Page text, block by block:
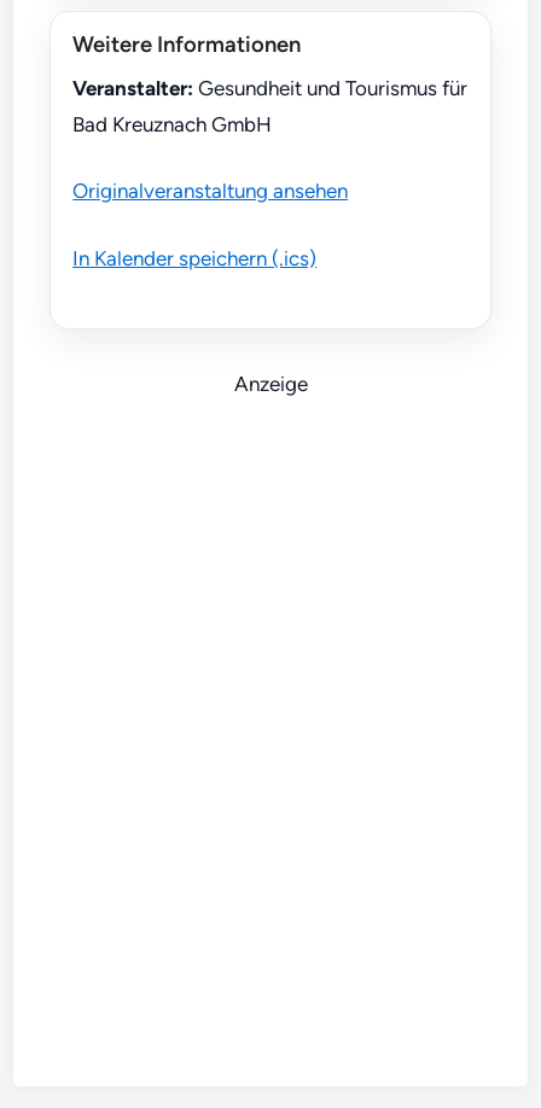
Weitere Informationen
Veranstalter: Gesundheit und Tourismus für
Bad Kreuznach GmbH
Originalveranstaltung ansehen
In Kalender speichern (.ics)
Anzeige